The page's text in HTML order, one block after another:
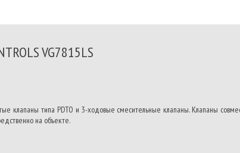
VG7815LS
клапаны типа PDTO и 3-ходовые смесительные клапаны. Клапаны
на объекте.